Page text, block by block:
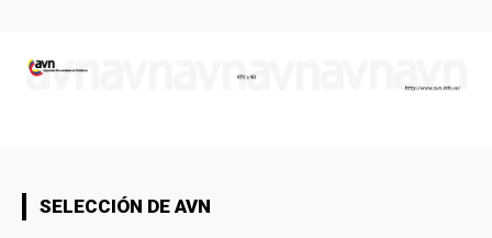
SELECCIÓN DE AVN